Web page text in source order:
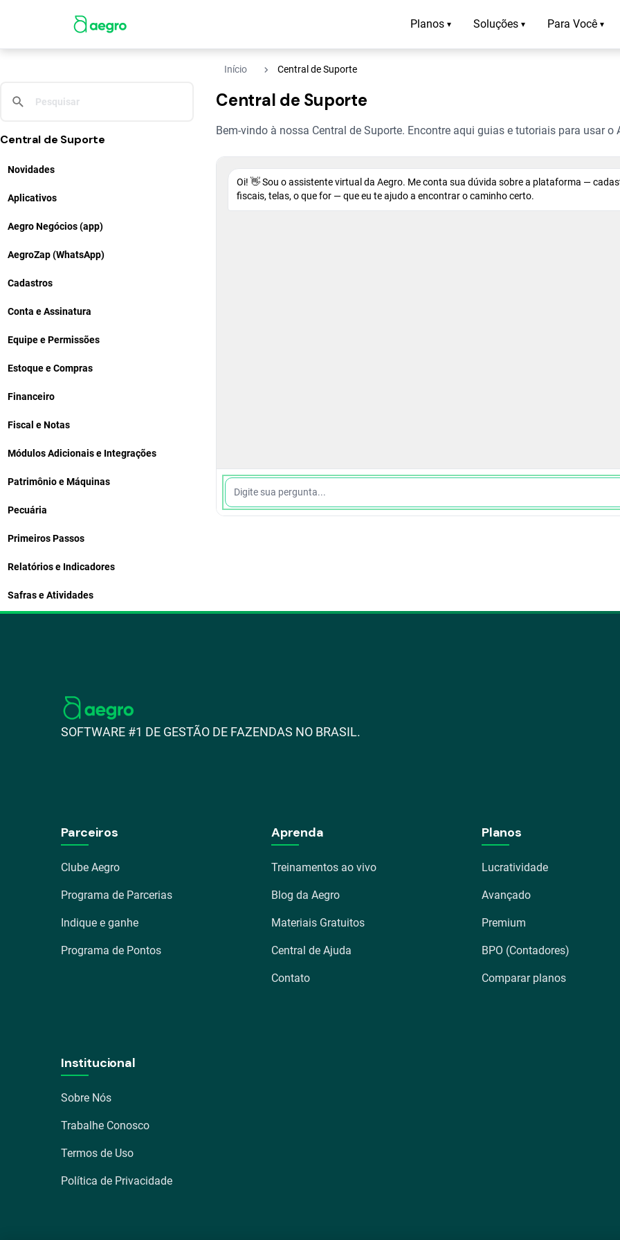
Planos ▾ Soluções ▾ Para Você ▾
Central de Suporte
Novidades
Aplicativos
Aegro Negócios (app)
AegroZap (WhatsApp)
Cadastros
Conta e Assinatura
Equipe e Permissões
Estoque e Compras
Financeiro
Fiscal e Notas
Módulos Adicionais e Integrações
Patrimônio e Máquinas
Pecuária
Primeiros Passos
Relatórios e Indicadores
Safras e Atividades
Início navigate_next Central de Suporte
Central de Suporte
Bem-vindo à nossa Central de Suporte. Encontre aqui guias e tutoriais para usar o
Oi! 👋 Sou o assistente virtual da Aegro. Me conta sua dúvida sobre a plataforma —
fiscais, telas, o que for — que eu te ajudo a encontrar o caminho certo.
SOFTWARE #1 DE GESTÃO DE FAZENDAS NO BRASIL.
Parceiros
Clube Aegro
Programa de Parcerias
Indique e ganhe
Programa de Pontos
Aprenda
Treinamentos ao vivo
Blog da Aegro
Materiais Gratuitos
Central de Ajuda
Contato
Planos
Lucratividade
Avançado
Premium
BPO (Contadores)
Comparar planos
Institucional
Sobre Nós
Trabalhe Conosco
Termos de Uso
Política de Privacidade